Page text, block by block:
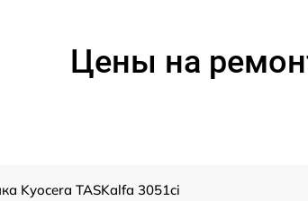
Цены на
Kyocera TASKalfa 3051ci